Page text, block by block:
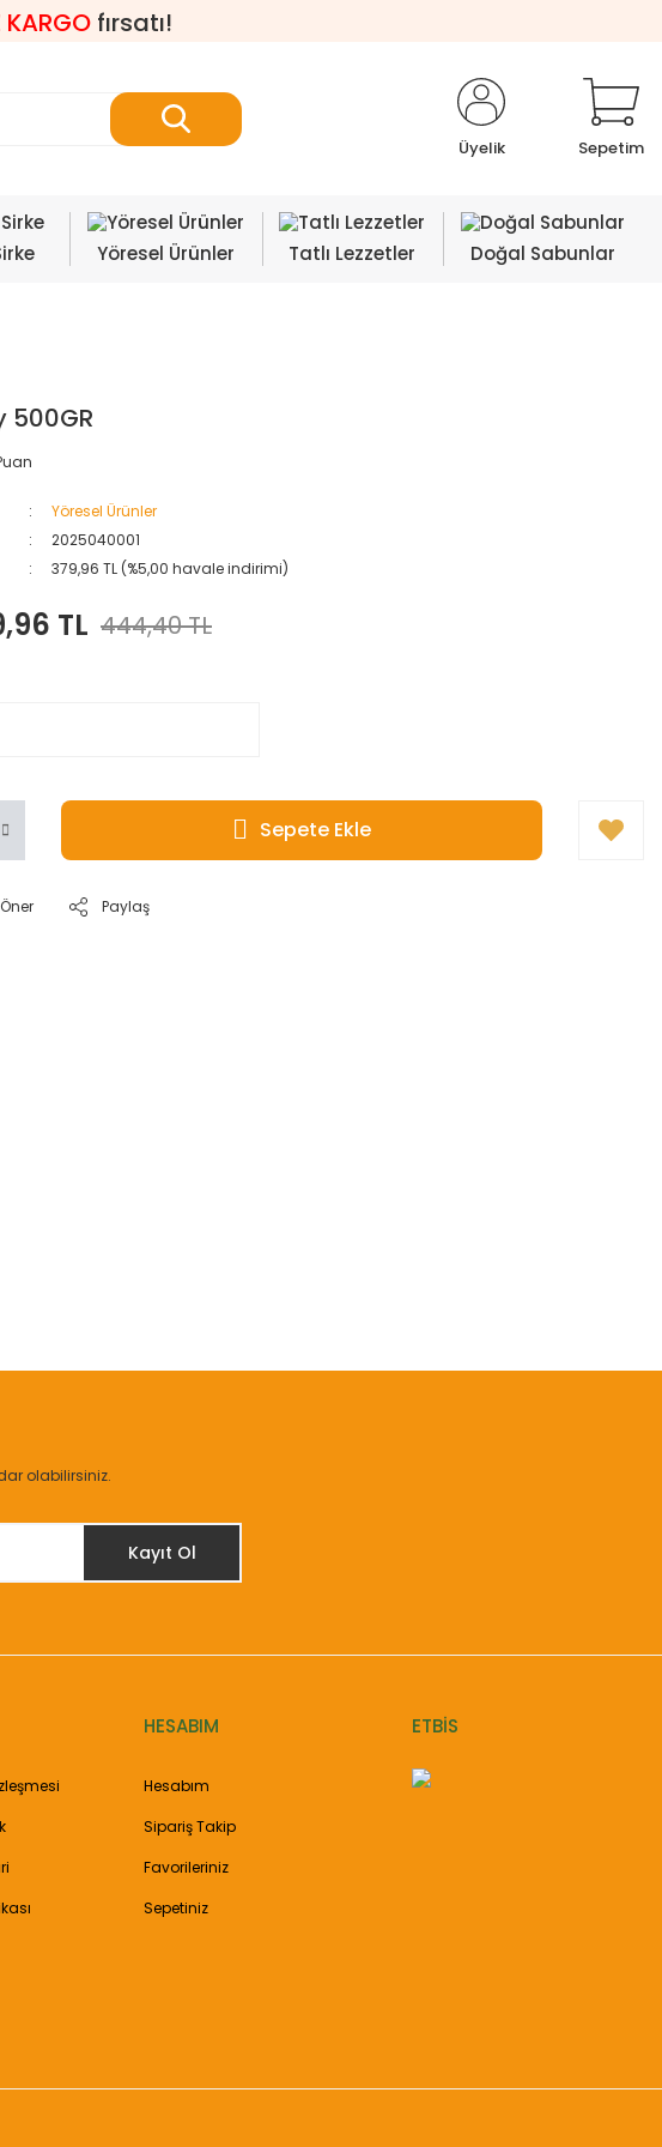
KARGOfırsatı!
Üyelik Sepetim
Yöresel Ürünler Tatlı Lezzetler Doğal Sabunlar
500GR
Yöresel Ürünler
2025040001
379,96 TL (%5,00 havale indirimi)
TL 444,40 TL
Sepete Ekle
Paylaş
olabilirsiniz.
Kayıt Ol
HESABIM
Hesabım
Sipariş Takip
Favorileriniz
Sepetiniz
ETBİS